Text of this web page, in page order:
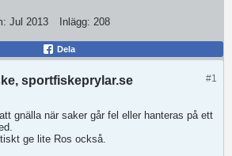
Jul 2013 Inlägg: 208
Dela
#1
sportfiskeprylar.se
gnälla när saker går fel eller hanteras på ett
ge lite Ros också.